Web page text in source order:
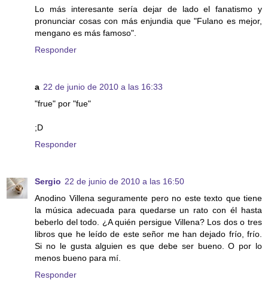
Lo más interesante sería dejar de lado el fanatismo y
pronunciar cosas con más enjundia que "Fulano es mejor,
mengano es más famoso".
Responder
a 22 de junio de 2010 a las 16:33
"frue" por "fue"
;D
Responder
Sergio 22 de junio de 2010 a las 16:50
Anodino Villena seguramente pero no este texto que tiene
la música adecuada para quedarse un rato con él hasta
beberlo del todo. ¿A quién persigue Villena? Los dos o tres
libros que he leído de este señor me han dejado frío, frío.
Si no le gusta alguien es que debe ser bueno. O por lo
menos bueno para mí.
Responder